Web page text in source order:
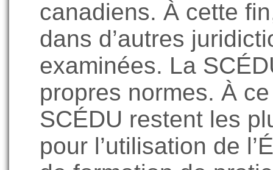
canadiens. À cette
dans d’autres
examinées. La
propres normes. À
SCÉDU restent les
pour l’utilisation de